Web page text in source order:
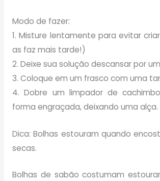
Modo de fazer:
1. Misture lentamente para evitar
as faz mais tarde!)
2. Deixe sua solução descansar por
3. Coloque em um frasco com uma
4. Dobre um limpador de
forma engraçada, deixando uma alça.
Dica: Bolhas estouram quando
secas.
Bolhas de sabão costumam